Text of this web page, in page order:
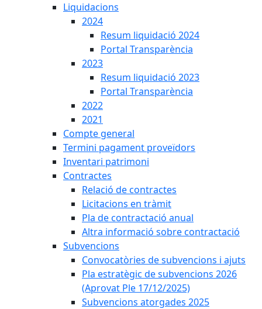
Liquidacions
2024
Resum liquidació 2024
Portal Transparència
2023
Resum liquidació 2023
Portal Transparència
2022
2021
Compte general
Termini pagament proveïdors
Inventari patrimoni
Contractes
Relació de contractes
Licitacions en tràmit
Pla de contractació anual
Altra informació sobre contractació
Subvencions
Convocatòries de subvencions i ajuts
Pla estratègic de subvencions 2026
(Aprovat Ple 17/12/2025)
Subvencions atorgades 2025